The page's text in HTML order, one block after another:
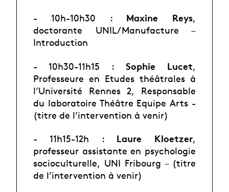
- 10h-10h30 : Maxine Reys,
doctorante UNIL/Manufacture –
Introduction
- 10h30-11h15 : Sophie Lucet,
Professeure en Etudes théâtrales à
l’Université Rennes 2, Responsable
du laboratoire Théâtre Equipe Arts -
(titre de l’intervention à venir)
- 11h15-12h : Laure Kloetzer,
professeur assistante en psychologie
socioculturelle, UNI Fribourg – (titre
de l’intervention à venir)